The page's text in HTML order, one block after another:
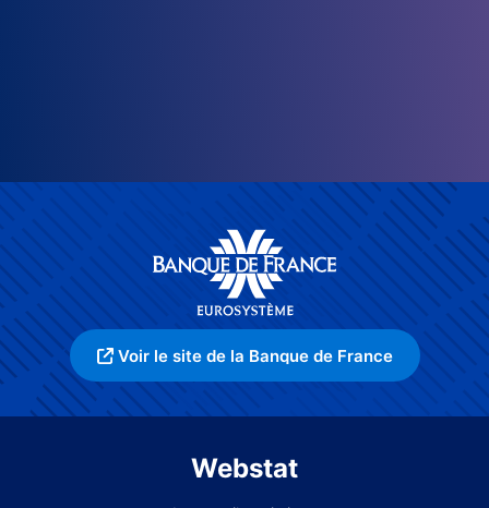
Voir le site de la Banque de France
Webstat